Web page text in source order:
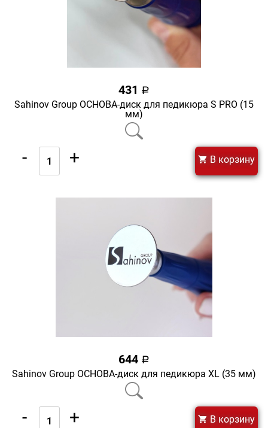
431 a
Sahinov Group ОСНОВА-диск для педикюра S PRO (15
мм)
- + В корзину
644 a
Sahinov Group ОСНОВА-диск для педикюра XL (35 мм)
- + В корзину